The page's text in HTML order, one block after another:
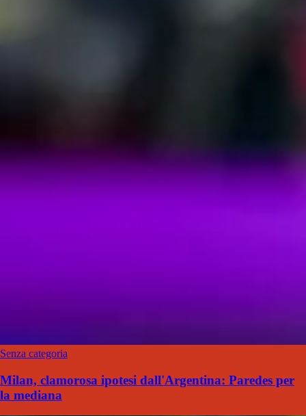
Senza categoria
Milan, clamorosa ipotesi dall'Argentina: Paredes per
la mediana